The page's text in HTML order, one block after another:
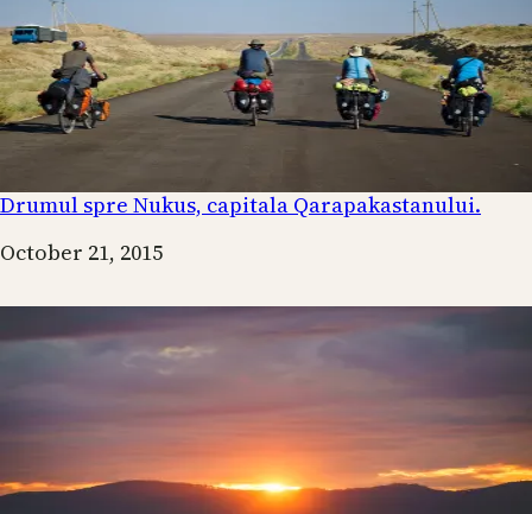
Drumul spre Nukus, capitala Qarapakastanului.
Date
October 21, 2015